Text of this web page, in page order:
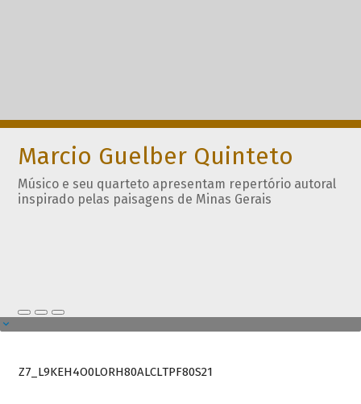
Marcio Guelber Quinteto
Músico e seu quarteto apresentam repertório autoral
inspirado pelas paisagens de Minas Gerais
Z7_L9KEH4O0LORH80ALCLTPF80S21